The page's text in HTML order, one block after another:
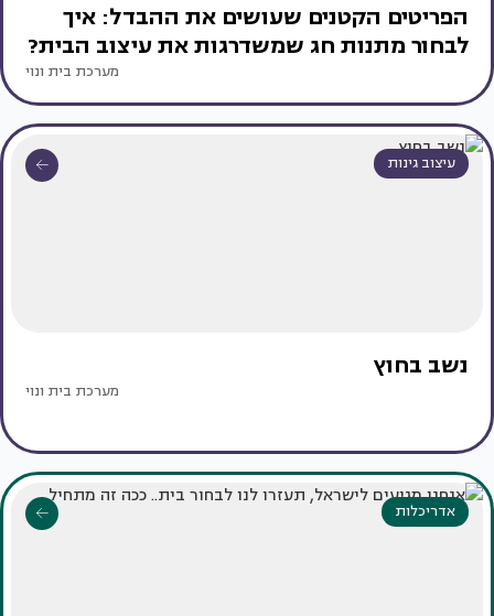
הפריטים הקטנים שעושים את ההבדל: איך
לבחור מתנות חג שמשדרגות את עיצוב הבית?
מערכת בית ונוי
עיצוב גינות
נשב בחוץ
מערכת בית ונוי
אדריכלות